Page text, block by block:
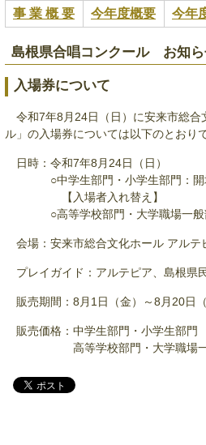
事 業 概 要 今年度概要 今年
島根県合唱コンクール お知
入場券について
令和7年8月24日（日）に安来市総合
ル」の入場券については以下のとおりで
日時：令和7年8月24日（日）
○中学生部門・小学生部門：開
【入場者入れ替え】
○高等学校部門・大学職場一般
会場：安来市総合文化ホール アル
プレイガイド：アルテピア、島根県
販売期間：8月1日（金）～8月20日（
販売価格：中学生部門・小学生部
高等学校部門・大学職場一